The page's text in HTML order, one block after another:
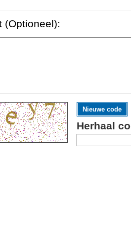
(Optioneel):
Nieuwe code
Herhaal